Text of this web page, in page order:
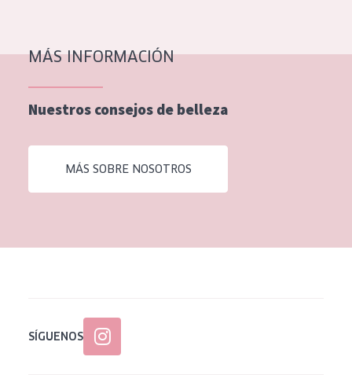
MÁS INFORMACIÓN
Nuestros consejos de belleza
MÁS SOBRE NOSOTROS
SÍGUENOS